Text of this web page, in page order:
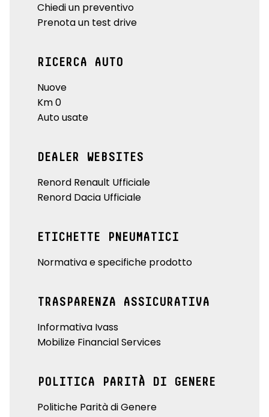
Chiedi un preventivo
Prenota un test drive
RICERCA AUTO
Nuove
Km 0
Auto usate
DEALER WEBSITES
Renord Renault Ufficiale
Renord Dacia Ufficiale
ETICHETTE PNEUMATICI
Normativa e specifiche prodotto
TRASPARENZA ASSICURATIVA
Informativa Ivass
Mobilize Financial Services
POLITICA PARITÀ DI GENERE
Politiche Parità di Genere